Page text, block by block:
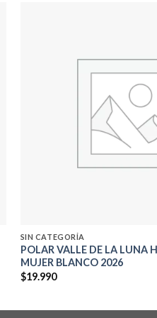
SIN CATEGORÍA
POLAR VALLE DE LA LUNA
MUJER BLANCO 2026
$19.990